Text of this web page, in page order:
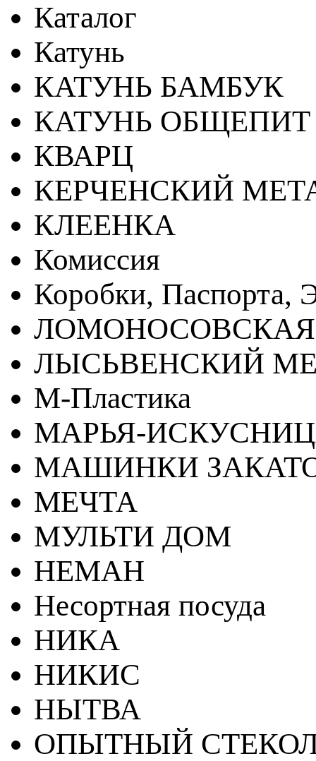
Каталог
Катунь
КАТУНЬ БАМБУК
КАТУНЬ ОБЩЕПИТ
КВАРЦ
КЕРЧЕНСКИЙ
КЛЕЕНКА
Комиссия
Коробки, Паспорта,
ЛЫСЬВЕНСКИЙ
М-Пластика
МАРЬЯ-
МАШИНКИ
МЕЧТА
МУЛЬТИ ДОМ
НЕМАН
Несортная посуда
НИКА
НИКИС
НЫТВА
ОПЫТНЫЙ